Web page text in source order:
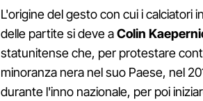
L'origine del gesto con cui i calciatori
delle partite si deve aColin
statunitense che, per protestare
minoranza nera nel suo Paese, nel
durante l'inno nazionale, per poi